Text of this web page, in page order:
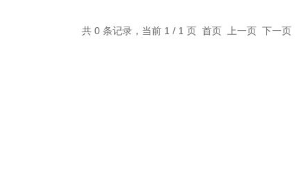
共 0 条记录，当前 1 / 1 页 首页 上一页 下一